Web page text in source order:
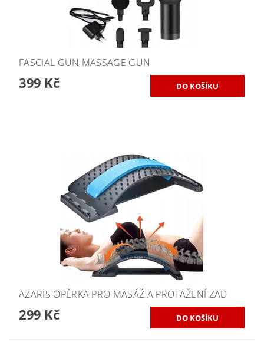
FASCIAL GUN MASSAGE GUN
399 Kč
AZARIS OPĚRKA PRO MASÁŽ A PROTAŽENÍ ZAD
299 Kč